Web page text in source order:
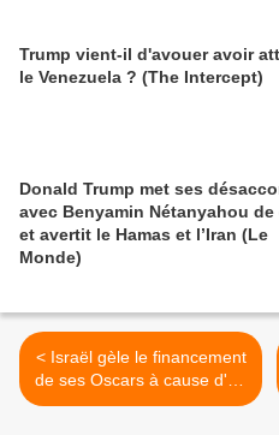
Trump vient-il d'avouer avoir
le Venezuela ? (The Intercept)
Donald Trump met ses
avec Benyamin Nétanyahou de
et avertit le Hamas et l’Iran (Le
Monde)
< Israël gèle le financement
de ses Oscars à cause d'un
film jugé « propalestinien »